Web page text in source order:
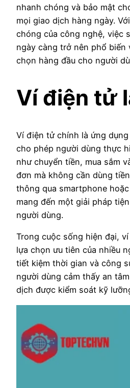
nhanh chóng và bảo mật
mọi giao dịch hàng ngày.
chóng của công nghệ, việc
ngày càng trở nên phổ biến
chọn hàng đầu cho người
Ví điện tử
Ví điện tử chính là ứng
cho phép người dùng thực
như chuyển tiền, mua sắm
đơn mà không cần dùng
thông qua smartphone
mang đến một giải pháp
người dùng.
Trong cuộc sống hiện đại,
lựa chọn ưu tiên của nhiều
tiết kiệm thời gian và công
người dùng cảm thấy an
dịch được kiểm soát kỹ